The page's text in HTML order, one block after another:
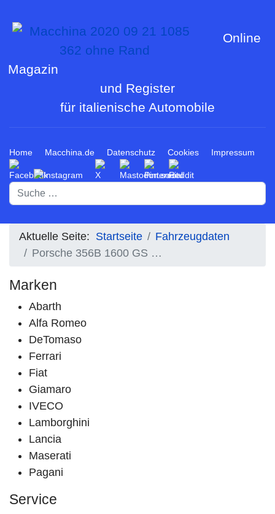
Online
Magazin
und Register
für italienische Automobile
Home Macchina.de Datenschutz Cookies Impressum
Suchen
Aktuelle Seite: Startseite
Fahrzeugdaten
Porsche 356B 1600 GS …
Marken
Abarth
Alfa Romeo
DeTomaso
Ferrari
Fiat
Giamaro
IVECO
Lamborghini
Lancia
Maserati
Pagani
Service